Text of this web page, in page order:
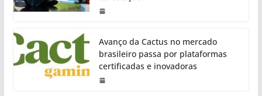
Avanço da Cactus no mercado
brasileiro passa por plataformas
certificadas e inovadoras